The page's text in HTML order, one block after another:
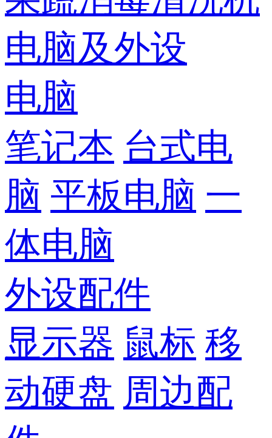
电脑及外设
电脑
笔记本 台式电
脑 平板电脑 一
体电脑
外设配件
显示器 鼠标 移
动硬盘 周边配